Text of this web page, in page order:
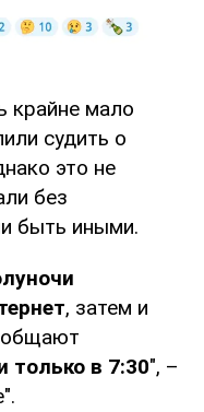
крайне мало
судить о
это не
без
быть иными.
, затем и
только в 7:30", –